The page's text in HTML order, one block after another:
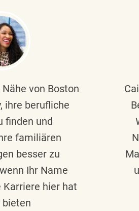
von Boston
ihre berufliche
finden und
familiären
besser zu
Ihr Name
Karriere hier hat
bieten